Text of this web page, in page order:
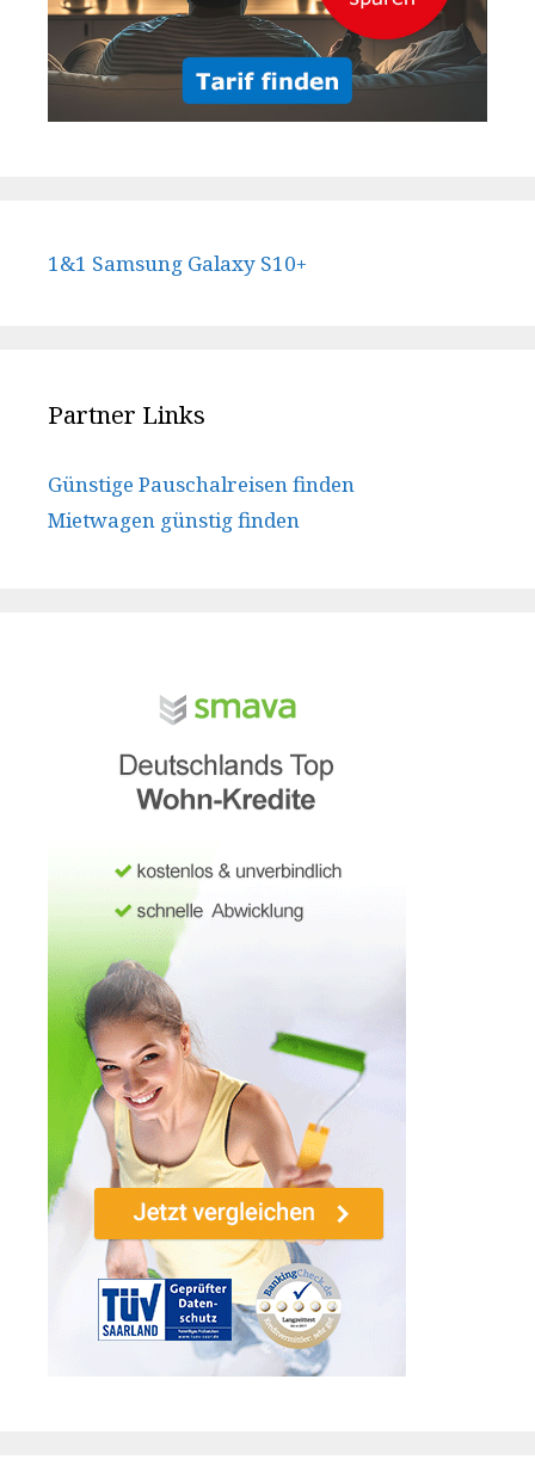
1&1 Samsung Galaxy S10+
Partner Links
Günstige Pauschalreisen finden
Mietwagen günstig finden